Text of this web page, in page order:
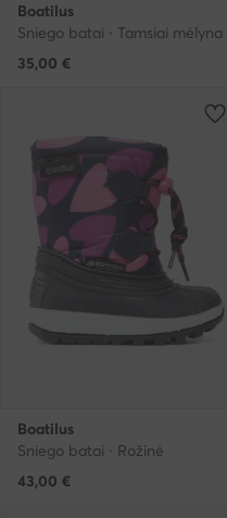
Boatilus
Sniego batai · Tamsiai mėlyna
35,00 €
Boatilus
Sniego batai · Rožinė
43,00 €